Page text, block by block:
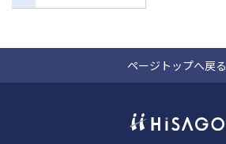
ページトップへ戻る